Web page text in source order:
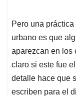
Pero una
urbano es que
aparezcan en los
claro si este fue
detalle hace que
escriben para el